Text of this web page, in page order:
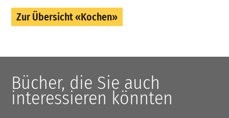
Zur Übersicht «Kochen»
Bücher, die Sie auch
interessieren könnten